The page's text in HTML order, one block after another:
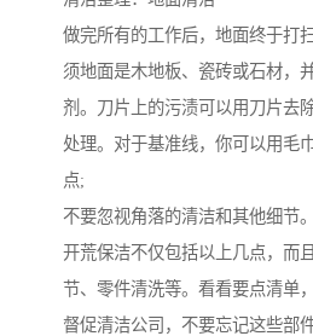
做完所有的工作后，地面终于打
须地面是木地板、瓷砖或石材，
剂。刀片上的污渍可以用刀片去
处理。对于基准线，你可以用毛
点;
不要忽视角落的清洁和其他细节。
开荒保洁不仅包括以上几点，而
节、零件清洗等。看看要点清单
督促清洁公司，不要忘记这些部